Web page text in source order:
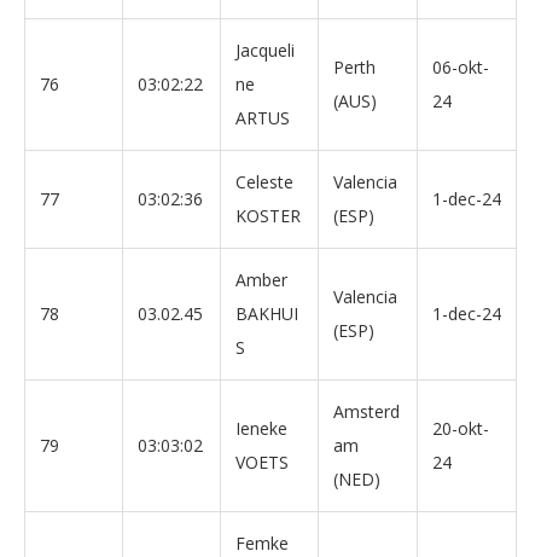
76 03:02:22
Jacqueli
ne
ARTUS
Perth
(AUS)
06-okt-
24
77 03:02:36
Celeste
KOSTER
Valencia
(ESP)
1-dec-24
78 03.02.45
Amber
BAKHUI
S
Valencia
(ESP)
1-dec-24
79 03:03:02
Ieneke
VOETS
Amsterd
am
(NED)
20-okt-
24
Femke